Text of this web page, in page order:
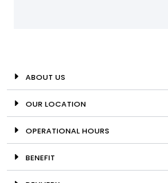
ABOUT US
OUR LOCATION
OPERATIONAL HOURS
BENEFIT